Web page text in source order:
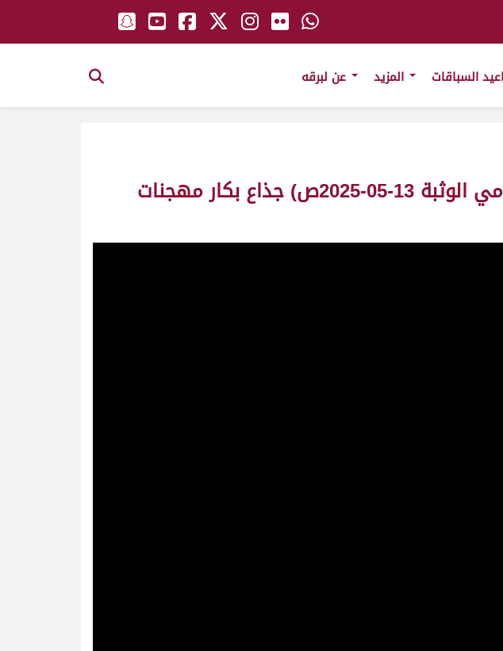
السباقات
ش16 جمايل لـ عبدالعزيز جابر حمود العصيمي (مهرجان ختامي الوثبة 13-05-2025ص) جذاع بكار مهجنات